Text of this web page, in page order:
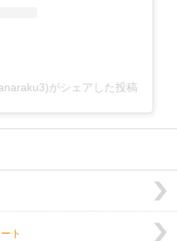
がシェアした投稿
ト